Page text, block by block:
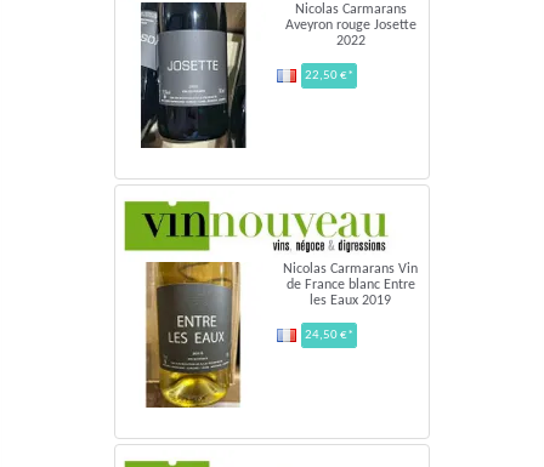
Nicolas Carmarans
Aveyron rouge Josette
2022
22,50 €*
Nicolas Carmarans Vin
de France blanc Entre
les Eaux 2019
24,50 €*